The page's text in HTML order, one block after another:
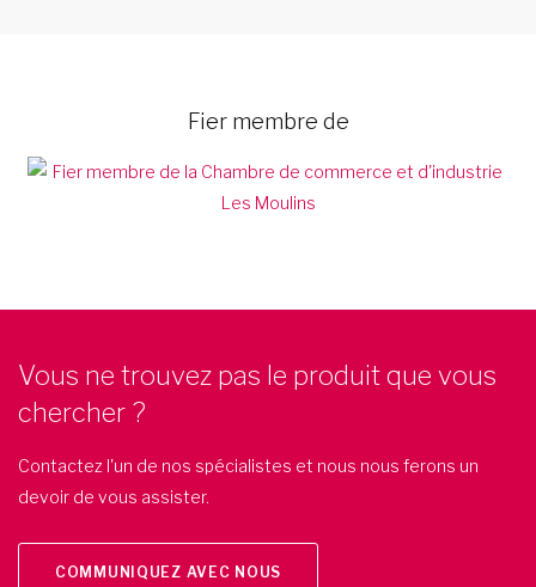
Fier membre de
Vous ne trouvez pas le produit que vous
chercher ?
Contactez l'un de nos spécialistes et nous nous ferons un
devoir de vous assister.
COMMUNIQUEZ AVEC NOUS